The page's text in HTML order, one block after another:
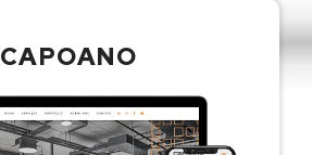
CAPOANO